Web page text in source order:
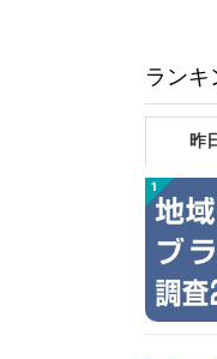
ランキ
昨
1